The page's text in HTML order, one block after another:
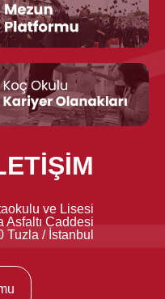
ve Lisesi
Asfaltı Caddesi
Tuzla / İstanbul